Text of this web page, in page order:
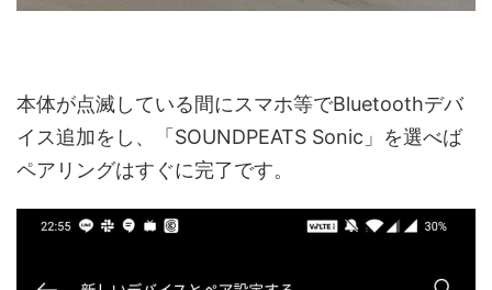
本体が点滅している間にスマホ等でBluetoothデバ
イス追加をし、「SOUNDPEATS Sonic」を選べば
ペアリングはすぐに完了です。